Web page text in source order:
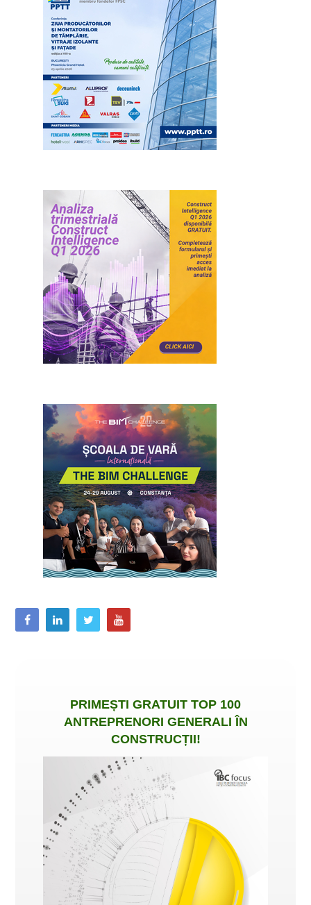
PRIMEȘTI GRATUIT TOP 100
ANTREPRENORI GENERALI ÎN
CONSTRUCȚII!